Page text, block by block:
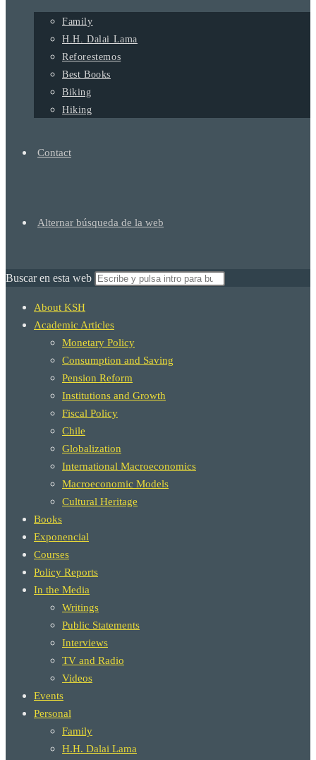
Family
H.H. Dalai Lama
Reforestemos
Best Books
Biking
Hiking
Contact
Alternar búsqueda de la web
Buscar en esta web
About KSH
Academic Articles
Monetary Policy
Consumption and Saving
Pension Reform
Institutions and Growth
Fiscal Policy
Chile
Globalization
International Macroeconomics
Macroeconomic Models
Cultural Heritage
Books
Exponencial
Courses
Policy Reports
In the Media
Writings
Public Statements
Interviews
TV and Radio
Videos
Events
Personal
Family
H.H. Dalai Lama